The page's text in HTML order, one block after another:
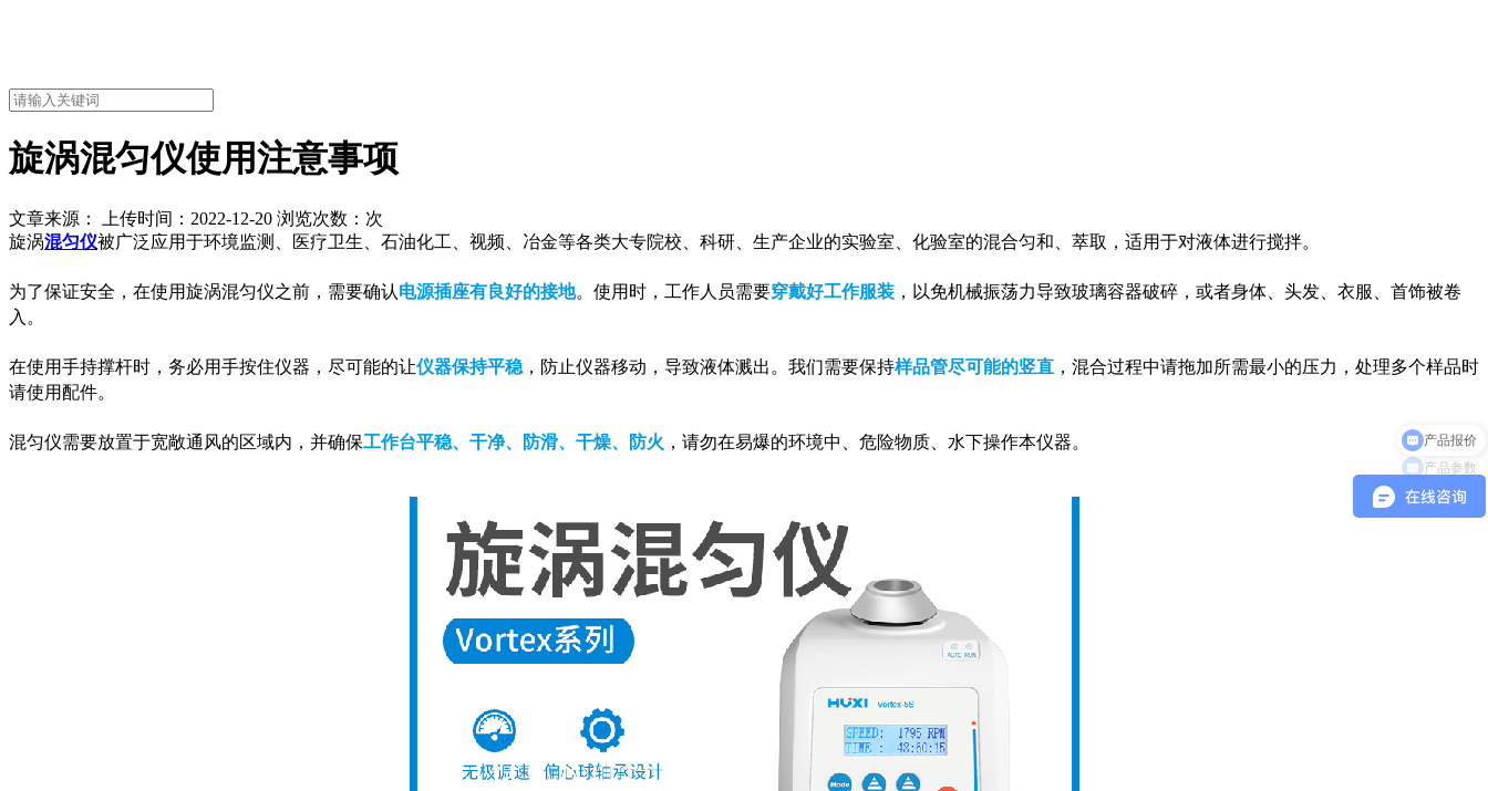
旋涡混匀仪使用注意事项
文章来源： 上传时间：2022-12-20 浏览次数： 次
旋涡混匀仪被广泛应用于环境监测、医疗卫生、石油化工、视频、冶金等各类大专院校、科研、生产企业的实验室、化验室的混合匀和、萃取，适用于对液体进行搅拌。
为了保证安全，在使用旋涡混匀仪之前，需要确认电源插座有良好的接地。使用时，工作人员需要穿戴好工作服装 ，以免机械振荡力导致玻璃容器破碎，或者身体、头发、衣服、首饰被卷
入。
在使用手持撑杆时，务必用手按住仪器，尽可能的让仪器保持平稳 ，防止仪器移动，导致液体溅出。我们需要保持样品管尽可能的竖直 ，混合过程中请拖加所需最小的压力，处理多个样品时
请使用配件。
混匀仪需要放置于宽敞通风的区域内，并确保工作台平稳、干净、防滑、干燥、防火 ，请勿在易爆的环境中、危险物质、水下操作本仪器。
产品参数